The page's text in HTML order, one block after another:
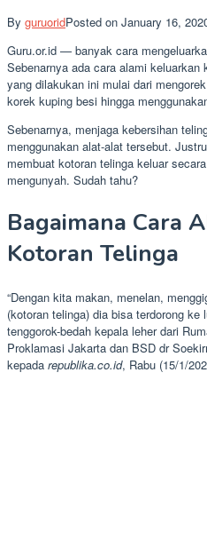
By guruoridPosted on January 16,
Guru.or.id — banyak cara
Sebenarnya ada cara alami
yang dilakukan ini mulai dari
korek kuping besi hingga
Sebenarnya, menjaga kebersihan
menggunakan alat-alat tersebut.
membuat kotoran telinga keluar
mengunyah. Sudah tahu?
Bagaimana Cara
Kotoran Telinga
“Dengan kita makan, menelan,
(kotoran telinga) dia bisa terdorong ke
tenggorok-bedah kepala leher dari
Proklamasi Jakarta dan BSD dr
kepada republika.co.id, Rabu (15/1/